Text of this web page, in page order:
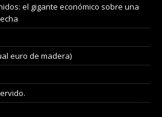
el gigante económico sobre una
euro de madera)